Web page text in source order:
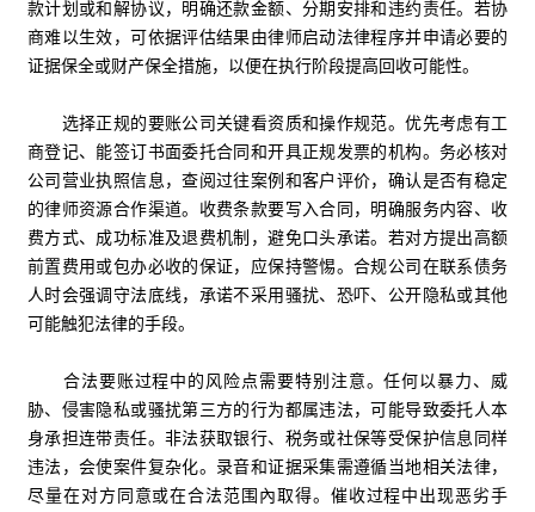
款计划或和解协议，明确还款金额、分期安排和违约责任。若协
商难以生效，可依据评估结果由律师启动法律程序并申请必要的
证据保全或财产保全措施，以便在执行阶段提高回收可能性。
选择正规的要账公司关键看资质和操作规范。优先考虑有工
商登记、能签订书面委托合同和开具正规发票的机构。务必核对
公司营业执照信息，查阅过往案例和客户评价，确认是否有稳定
的律师资源合作渠道。收费条款要写入合同，明确服务内容、收
费方式、成功标准及退费机制，避免口头承诺。若对方提出高额
前置费用或包办必收的保证，应保持警惕。合规公司在联系债务
人时会强调守法底线，承诺不采用骚扰、恐吓、公开隐私或其他
可能触犯法律的手段。
合法要账过程中的风险点需要特别注意。任何以暴力、威
胁、侵害隐私或骚扰第三方的行为都属违法，可能导致委托人本
身承担连带责任。非法获取银行、税务或社保等受保护信息同样
违法，会使案件复杂化。录音和证据采集需遵循当地相关法律，
尽量在对方同意或在合法范围內取得。催收过程中出现恶劣手